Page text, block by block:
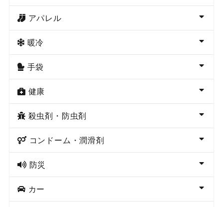
アパレル
暖冷
手袋
健康
殺虫剤・防虫剤
コンドーム・潤滑剤
防災
カー